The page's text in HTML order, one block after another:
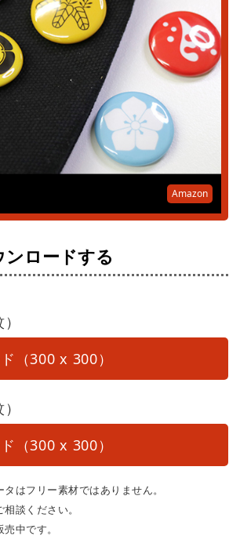
Amazon
ロードする
（300 x 300）
（300 x 300）
はフリー素材ではありません。
談ください。
中です。